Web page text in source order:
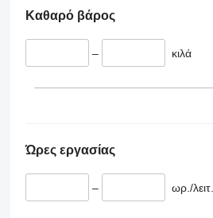
Καθαρό βάρος
– κιλά
Ώρες εργασίας
– ωρ./λειτ.